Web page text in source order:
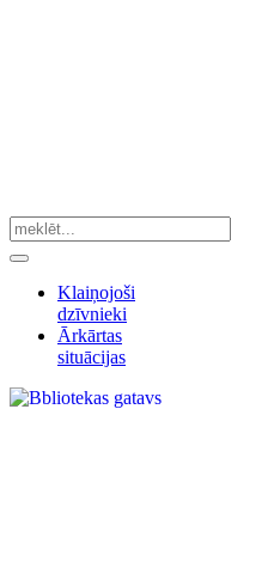
Klaiņojoši
dzīvnieki
Ārkārtas
situācijas